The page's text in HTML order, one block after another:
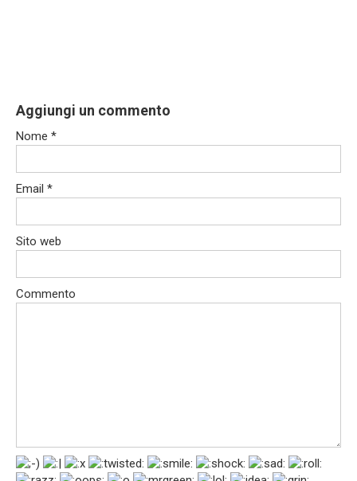
Aggiungi un commento
Nome *
Email *
Sito web
Commento